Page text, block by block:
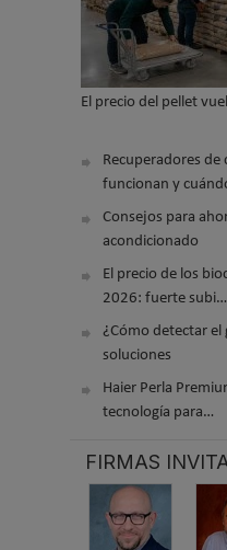
El precio del pellet
Recuperadores de
funcionan y
Consejos para
acondicionado
El precio de los
2026: fuerte subi…
¿Cómo detectar el
soluciones
Haier Perla
tecnología para…
FIRMAS